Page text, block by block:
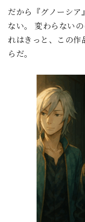
だから『グノーシア
ない。 変わらない
れはきっと、この作
らだ。